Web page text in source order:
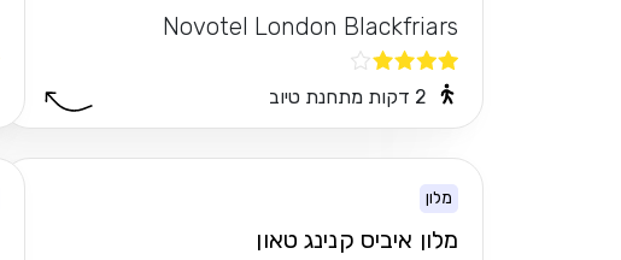
Novotel London Blackfriars
2 דקות מתחנת טיוב
מלון
מלון איביס קנינג טאון